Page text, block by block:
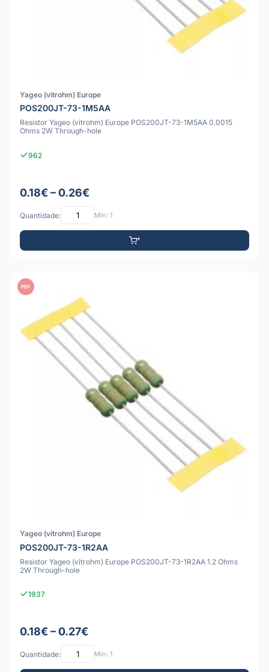
Yageo (vitrohm) Europe
POS200JT-73-1M5AA
Resistor Yageo (vitrohm) Europe POS200JT-73-1M5AA 0.0015
Ohms 2W Through-hole
962
0.18€ – 0.26€
Quantidade: Mín: 1
PDF
Yageo (vitrohm) Europe
POS200JT-73-1R2AA
Resistor Yageo (vitrohm) Europe POS200JT-73-1R2AA 1.2 Ohms
2W Through-hole
1937
0.18€ – 0.27€
Quantidade: Mín: 1